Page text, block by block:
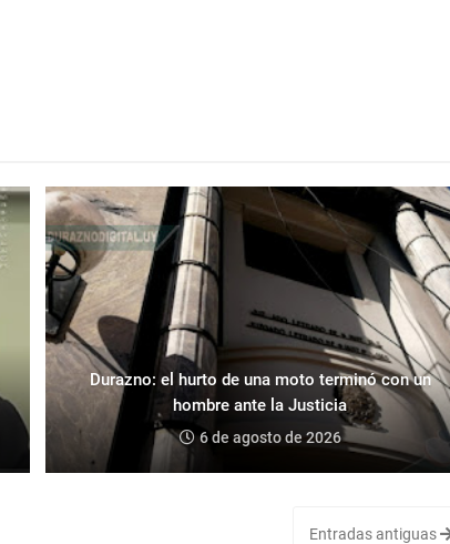
Durazno: el hurto de una moto terminó con un
hombre ante la Justicia
6 de agosto de 2026
Entradas antiguas